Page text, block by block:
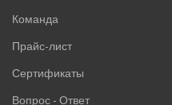
Команда
Прайс-лист
Сертификаты
Вопрос - Ответ